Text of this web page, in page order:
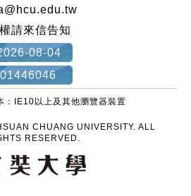
請來信告知
08-04
：IE10以上及其他瀏覽器裝置
CHUANG UNIVERSITY. ALL
RESERVED.